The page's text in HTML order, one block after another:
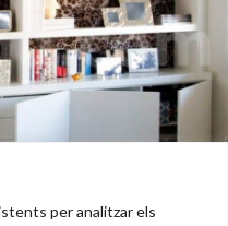
per analitzar els